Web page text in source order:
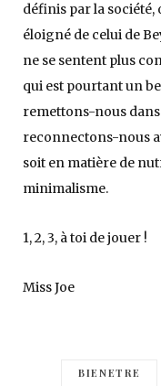
définis par la
éloigné de celui de
ne se sentent plus
qui est pourtant un
remettons-nous
reconnectons-nous
soit en matière de
minimalisme.
1, 2, 3, à toi de jouer !
Miss Joe
BIENETRE